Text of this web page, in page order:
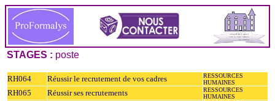
STAGES : poste
RH064 Réussir le recrutement de vos cadres
RESSOURCES
HUMAINES
RH065 Réussir ses recrutements
RESSOURCES
HUMAINES